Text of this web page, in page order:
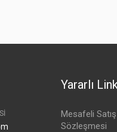
Yararlı
Mesafeli Satış
Sözleşmesi